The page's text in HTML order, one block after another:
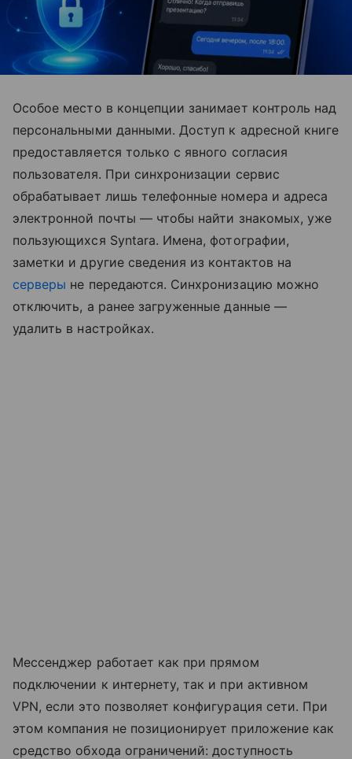
Особое место в концепции занимает контроль над
персональными данными. Доступ к адресной книге
предоставляется только с явного согласия
пользователя. При синхронизации сервис
обрабатывает лишь телефонные номера и адреса
электронной почты — чтобы найти знакомых, уже
пользующихся Syntara. Имена, фотографии,
заметки и другие сведения из контактов на
серверы не передаются. Синхронизацию можно
отключить, а ранее загруженные данные —
удалить в настройках.
Мессенджер работает как при прямом
подключении к интернету, так и при активном
VPN, если это позволяет конфигурация сети. При
этом компания не позиционирует приложение как
средство обхода ограничений: доступность